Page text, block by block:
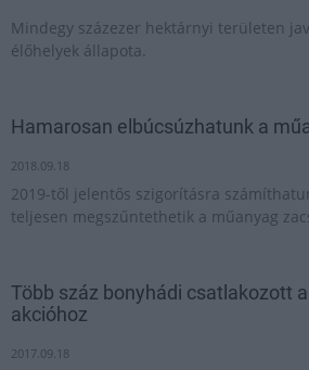
Mindegy százezer hektárnyi területen
élőhelyek állapota.
Hamarosan elbúcsúzhatunk a
2018.09.18
2019-től jelentős szigorításra
teljesen megszűntethetik a műanyag
Több száz bonyhádi csatlakozott
akcióhoz
2017.09.18